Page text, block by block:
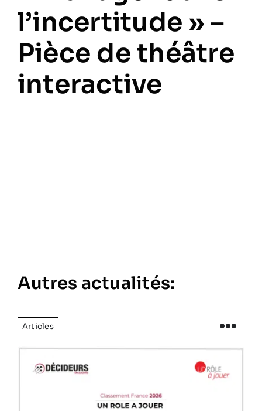
l’incertitude » –
Pièce de théâtre
interactive
Autres actualités:
Articles